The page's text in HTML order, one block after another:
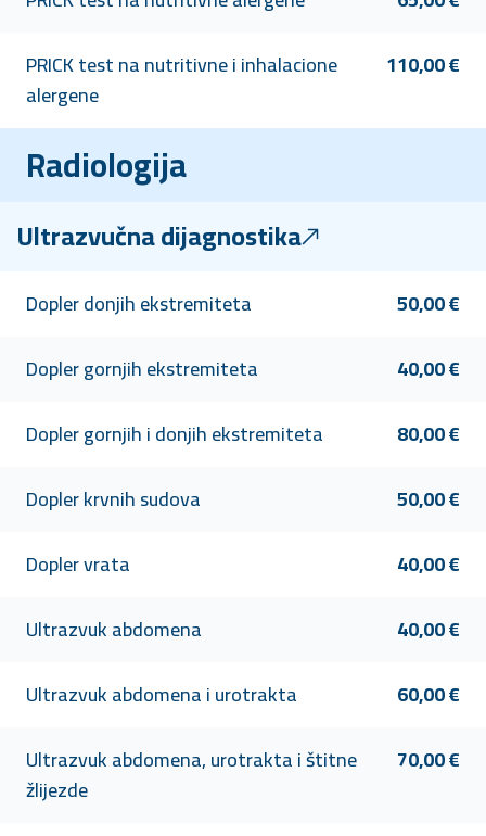
PRICK test na nutritivne i inhalacione
alergene
110,00 €
Radiologija
Ultrazvučna dijagnostika
Dopler donjih ekstremiteta
50,00 €
Dopler gornjih ekstremiteta
40,00 €
Dopler gornjih i donjih ekstremiteta
80,00 €
Dopler krvnih sudova
50,00 €
Dopler vrata
40,00 €
Ultrazvuk abdomena
40,00 €
Ultrazvuk abdomena i urotrakta
60,00 €
Ultrazvuk abdomena, urotrakta i štitne
žlijezde
70,00 €